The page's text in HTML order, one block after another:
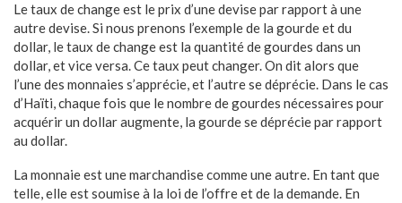
Le taux de change est le prix d’une devise par rapport à une
autre devise. Si nous prenons l’exemple de la gourde et du
dollar, le taux de change est la quantité de gourdes dans un
dollar, et vice versa. Ce taux peut changer. On dit alors que
l’une des monnaies s’apprécie, et l’autre se déprécie. Dans le cas
d’Haïti, chaque fois que le nombre de gourdes nécessaires pour
acquérir un dollar augmente, la gourde se déprécie par rapport
au dollar.
La monnaie est une marchandise comme une autre. En tant que
telle, elle est soumise à la loi de l’offre et de la demande. En